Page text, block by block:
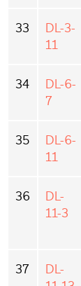
33
DL-3-
11
34
DL-6-
7
35
DL-6-
11
36
DL-
11-3
37
DL-